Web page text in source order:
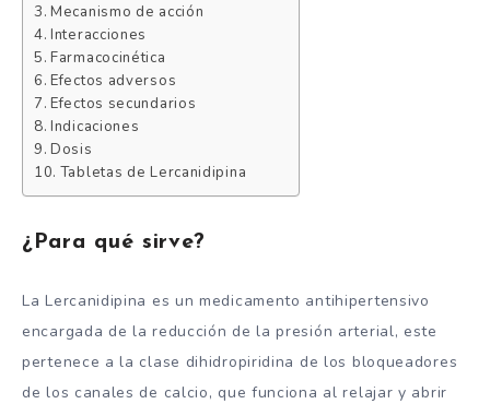
Mecanismo de acción
Interacciones
Farmacocinética
Efectos adversos
Efectos secundarios
Indicaciones
Dosis
Tabletas de Lercanidipina
¿Para qué sirve?
La Lercanidipina es un medicamento antihipertensivo
encargada de la reducción de la presión arterial, este
pertenece a la clase dihidropiridina de los bloqueadores
de los canales de calcio, que funciona al relajar y abrir